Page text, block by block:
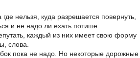
нельзя, куда разрешается повернуть,
и не надо ли ехать потише.
каждый из них имеет свою форму
слова.
пока не надо. Но некоторые дорожные